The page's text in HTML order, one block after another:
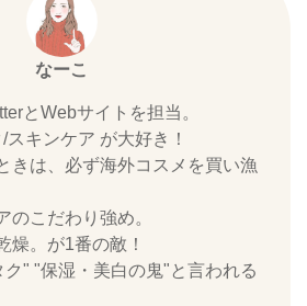
なーこ
とWebサイトを担当。
キンケア が大好き！
きは、必ず海外コスメを買い漁
のこだわり強め。
燥。が1番の敵！
" "保湿・美白の鬼"と言われる